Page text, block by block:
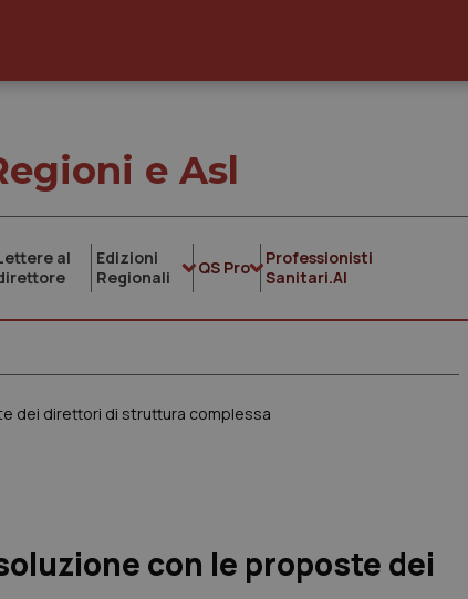
e Asl
al
Edizioni
Regionali
QS Pro
Professionisti
Sanitari.AI
dei direttori di struttura complessa
con le proposte dei